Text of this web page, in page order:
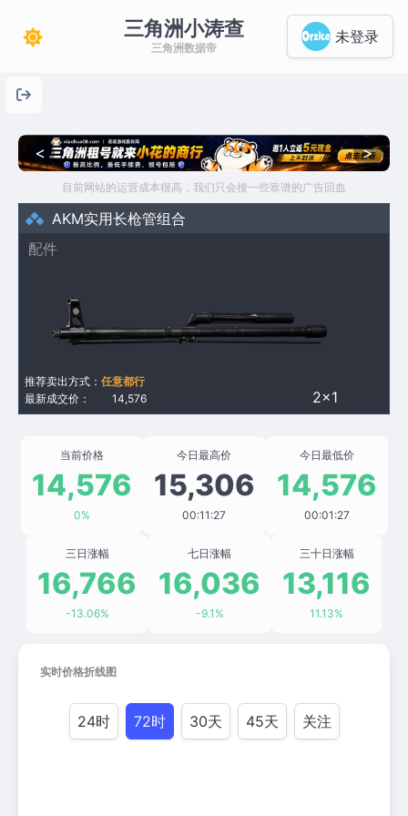
三角洲小涛查
三角洲数据帝
未登录
< >
目前网站的运营成本很高，我们只会接一些靠谱的广告回血
AKM实用长枪管组合
配件
2×1
最新成交价： 14,576
推荐卖出方式： 任意都行
当前价格
14,576
0%
今日最高价
15,306
00:11:27
今日最低价
14,576
00:01:27
三日涨幅
16,766
-13.06%
七日涨幅
16,036
-9.1%
三十日涨幅
13,116
11.13%
实时价格折线图
24时 72时 30天 45天 关注